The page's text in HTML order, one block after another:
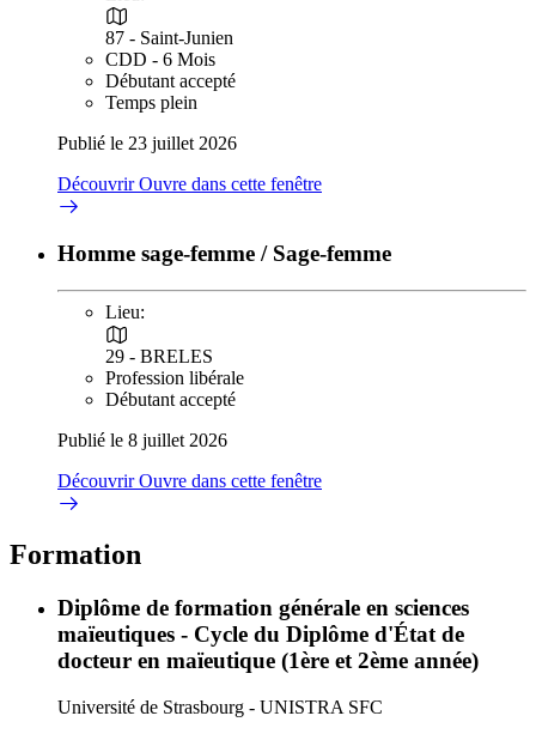
87 - Saint-Junien
CDD - 6 Mois
Débutant accepté
Temps plein
Publié le 23 juillet 2026
DécouvrirOuvre dans cette fenêtre
Homme sage-femme / Sage-femme
Lieu:
29 - BRELES
Profession libérale
Débutant accepté
Publié le 8 juillet 2026
DécouvrirOuvre dans cette fenêtre
Formation
Diplôme de formation générale en sciences
maïeutiques - Cycle du Diplôme d'État de
docteur en maïeutique (1ère et 2ème année)
Université de Strasbourg - UNISTRA SFC